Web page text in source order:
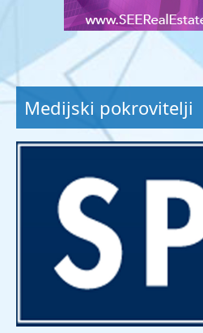
Medijski pokrovitelji